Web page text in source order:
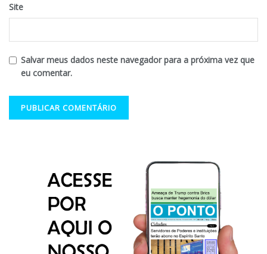
Site
Salvar meus dados neste navegador para a próxima vez que
eu comentar.